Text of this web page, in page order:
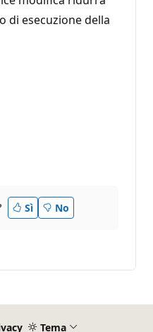
di esecuzione della
Sì No
Tema